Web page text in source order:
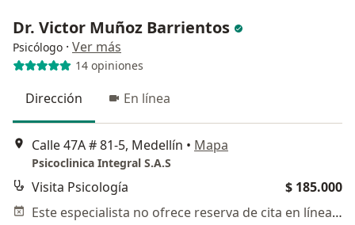
Dr. Victor Muñoz Barrientos
Psicólogo · Ver más
14 opiniones
Dirección En línea
Calle 47A # 81-5, Medellín • Mapa
Psicoclinica Integral S.A.S
Visita Psicología
$ 185.000
Este especialista no ofrece reserva de cita en línea en esta dirección.